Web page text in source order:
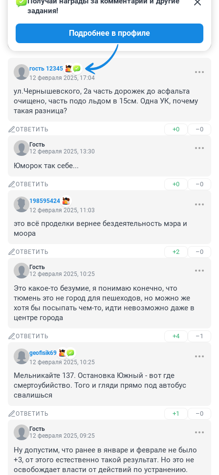
гость 12345
задания!
Подробнее в профиле
12 февраля 2025, 17:04
ул.Чернышевского, 2а часть дорожек до асфальта
очищено, часть подо льдом в 15см. Одна УК, почему
такая разница?
ОТВЕТИТЬ +0 –0
Гость
12 февраля 2025, 13:30
Юморок так себе...
ОТВЕТИТЬ +0 –0
198595424
12 февраля 2025, 11:03
это всё проделки вернее бездеятельность мэра и
моора
ОТВЕТИТЬ +2 –0
Гость
12 февраля 2025, 10:25
Это какое-то безумие, я понимаю конечно, что
тюмень это не город для пешеходов, но можно же
хотя бы посыпать чем-то, идти невозможно даже в
центре города
ОТВЕТИТЬ +4 –1
geofisik69
12 февраля 2025, 10:25
Мельникайте 137. Остановка Южный - вот где
смертоубийство. Того и гляди прямо под автобус
свалишься
ОТВЕТИТЬ +1 –0
Гость
12 февраля 2025, 09:25
Ну допустим, что ранее в январе и феврале не было
+3, от этого естественно такой результат. Но это не
освобождает власти от действий по устранению.